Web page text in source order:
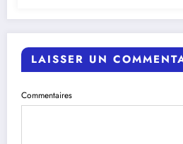
LAISSER UN
Commentaires